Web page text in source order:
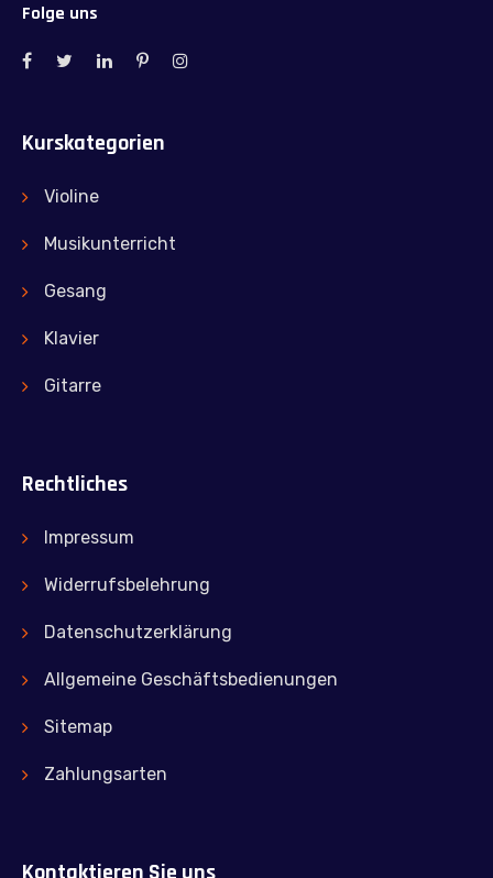
Folge uns
Kurskategorien
Violine
Musikunterricht
Gesang
Klavier
Gitarre
Rechtliches
Impressum
Widerrufsbelehrung
Datenschutzerklärung
Allgemeine Geschäftsbedienungen
Sitemap
Zahlungsarten
Kontaktieren Sie uns